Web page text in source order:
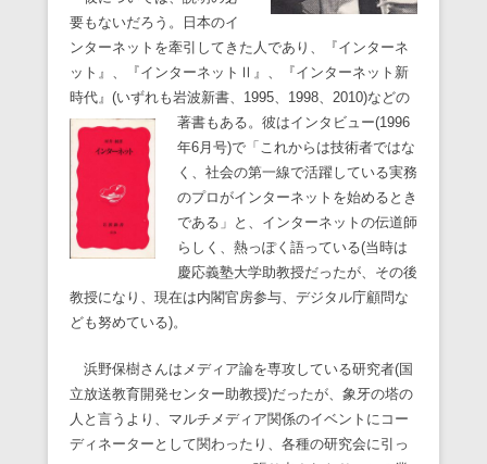
要もないだろう。日本のイ
ンターネットを牽引してきた人であり、『インターネ
ット』、『インターネットⅡ』、『インターネット新
時代』(いずれも岩波新書、1995、1998、2010)などの
著書もある。彼はインタビュー(1996
年6月号)で「これからは技術者ではな
く、社会の第一線で活躍している実務
のプロがインターネットを始めるとき
である」と、インターネットの伝道師
らしく、熱っぽく語っている(当時は
慶応義塾大学助教授だったが、その後
教授になり、現在は内閣官房参与、デジタル庁顧問な
ども努めている)。
浜野保樹さんはメディア論を専攻している研究者(国
立放送教育開発センター助教授)だったが、象牙の塔の
人と言うより、マルチメディア関係のイベントにコー
ディネーターとして関わったり、各種の研究会に引っ